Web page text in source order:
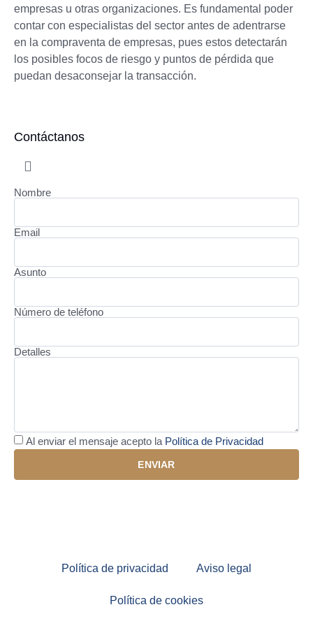
empresas u otras organizaciones. Es fundamental poder
contar con especialistas del sector antes de adentrarse
en la compraventa de empresas, pues estos detectarán
los posibles focos de riesgo y puntos de pérdida que
puedan desaconsejar la transacción.
Contáctanos
Nombre
Email
Asunto
Número de teléfono
Detalles
Al enviar el mensaje acepto la Política de Privacidad
ENVIAR
Política de privacidad Aviso legal
Política de cookies